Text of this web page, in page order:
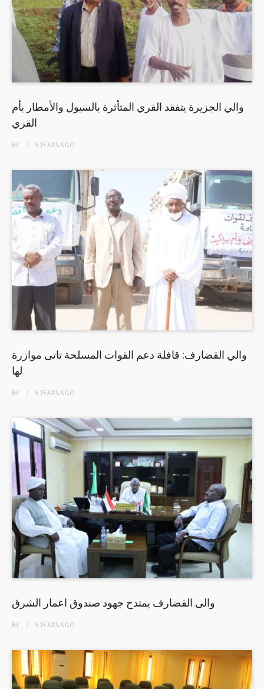
والي الجزيرة يتفقد القري المتأثرة بالسيول والأمطار بأم
القري
BY 5 YEARSAGO
والي القضارف: قافلة دعم القوات المسلحة تاتى موازرة
لها
BY 5 YEARSAGO
والى القضارف يمتدح جهود صندوق اعمار الشرق
BY 5 YEARSAGO